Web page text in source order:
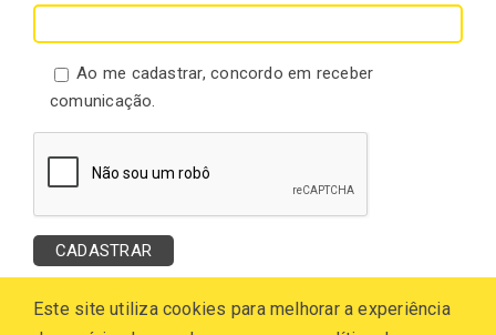
Ao me cadastrar, concordo em receber
comunicação.
Este site utiliza cookies para melhorar a experiência